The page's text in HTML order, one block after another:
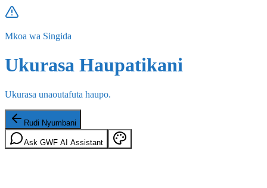
Mkoa wa Singida
Ukurasa Haupatikani
Ukurasa unaoutafuta haupo.
Rudi Nyumbani
Ask GWF AI Assistant